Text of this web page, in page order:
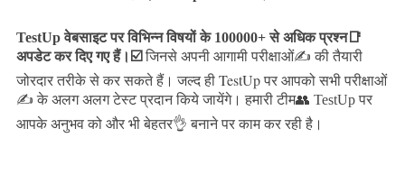
TestUp वेबसाइट पर विभिन्न विषयों के 100000+ से अधिक प्रश्न📑
अपडेट कर दिए गए हैं। ☑️ जिनसे अपनी आगामी परीक्षाओं✍️ की तैयारी
जोरदार तरीके से कर सकते हैं।जल्द ही TestUp पर आपको सभी परीक्षाओं
✍️ के अलग अलग टेस्ट प्रदान किये जायेंगे। हमारी टीम👥 TestUp पर
आपके अनुभव को और भी बेहतर👌 बनाने पर काम कर रही है।